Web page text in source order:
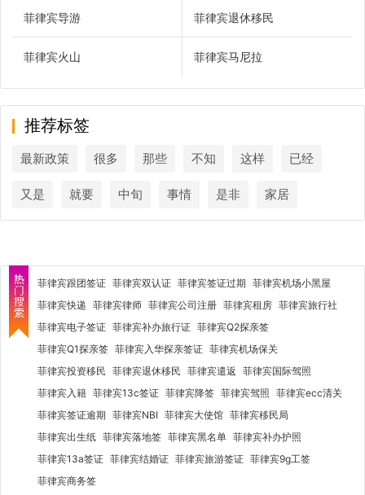
菲律宾导游 菲律宾退休移民
菲律宾火山 菲律宾马尼拉
推荐标签
最新政策 很多 那些 不知 这样 已经
又是 就要 中旬 事情 是非 家居
菲律宾跟团签证 菲律宾双认证 菲律宾签证过期 菲律宾机场小黑屋
菲律宾快递 菲律宾律师 菲律宾公司注册 菲律宾租房 菲律宾旅行社
菲律宾电子签证 菲律宾补办旅行证 菲律宾Q2探亲签
菲律宾Q1探亲签 菲律宾入华探亲签证 菲律宾机场保关
菲律宾投资移民 菲律宾退休移民 菲律宾遣返 菲律宾国际驾照
菲律宾入籍 菲律宾13c签证 菲律宾降签 菲律宾驾照 菲律宾ecc清关
菲律宾签证逾期 菲律宾NBI 菲律宾大使馆 菲律宾移民局
菲律宾出生纸 菲律宾落地签 菲律宾黑名单 菲律宾补办护照
菲律宾13a签证 菲律宾结婚证 菲律宾旅游签证 菲律宾9g工签
菲律宾商务签